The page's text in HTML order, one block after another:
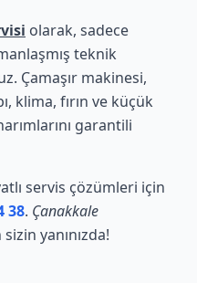
olarak, sadece
teknik
Çamaşır makinesi,
klima, fırın ve küçük
garantili
servis çözümleri için
38. Çanakkale
yanınızda!